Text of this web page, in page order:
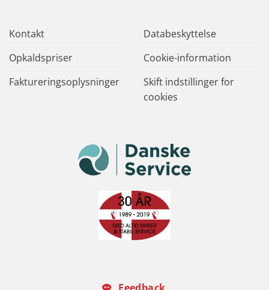
Kontakt
Opkaldspriser
Faktureringsoplysninger
Databeskyttelse
Cookie-information
Skift indstillinger for
cookies
Feedback